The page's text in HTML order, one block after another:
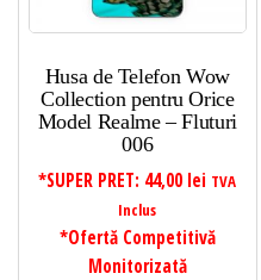
Husa de Telefon Wow
Collection pentru Orice
Model Realme – Fluturi
006
*SUPER PRET: 44,00 lei TVA
Inclus
*Ofertă Competitivă
Monitorizată